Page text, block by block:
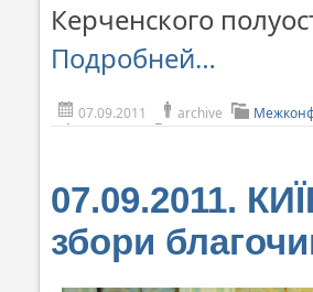
Керченского
Подробней…
07.09.2011 archive
07.09.2011.
збори